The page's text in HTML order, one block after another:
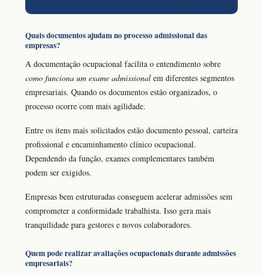
Quais documentos ajudam no processo admissional das
empresas?
A documentação ocupacional facilita o entendimento sobre
como funciona um exame admissional em diferentes segmentos
empresariais. Quando os documentos estão organizados, o
processo ocorre com mais agilidade.
Entre os itens mais solicitados estão documento pessoal, carteira
profissional e encaminhamento clínico ocupacional.
Dependendo da função, exames complementares também
podem ser exigidos.
Empresas bem estruturadas conseguem acelerar admissões sem
comprometer a conformidade trabalhista. Isso gera mais
tranquilidade para gestores e novos colaboradores.
Quem pode realizar avaliações ocupacionais durante admissões
empresariais?